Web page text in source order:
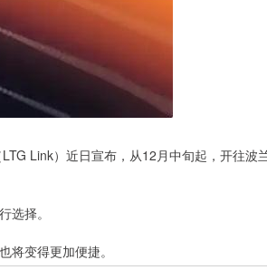
Link）近日宣布，从12月中旬起，开往波
择。
变得更加便捷。